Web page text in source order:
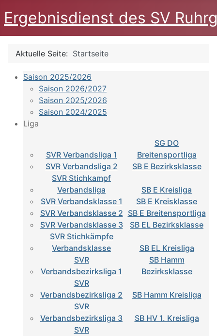
Ergebnisdienst des SV
Aktuelle Seite: Startseite
Saison 2025/2026
Saison 2026/2027
Saison 2025/2026
Saison 2024/2025
Liga
SVR Verbandsliga 1
SG DO
Breitensportliga
SVR Verbandsliga 2
SB E Bezirksklasse
SVR Stichkampf
Verbandsliga
SB E Kreisliga
SVR Verbandsklasse 1
SB E Kreisklasse
SVR Verbandsklasse 2 SB E Breitensportliga
SVR Verbandsklasse 3
SB EL Bezirksklasse
SVR Stichkämpfe
Verbandsklasse
SB EL Kreisliga
SVR
Verbandsbezirksliga 1
SB Hamm
Bezirksklasse
SVR
Verbandsbezirksliga 2
SB Hamm Kreisliga
SVR
Verbandsbezirksliga 3
SB HV 1. Kreisliga
SVR